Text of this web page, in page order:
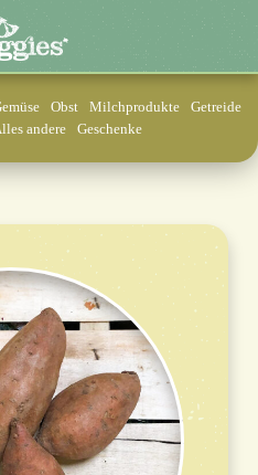
Obst Milchprodukte
Getreide
andere Geschenke